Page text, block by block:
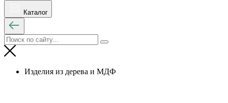
Каталог
Изделия из дерева и МДФ